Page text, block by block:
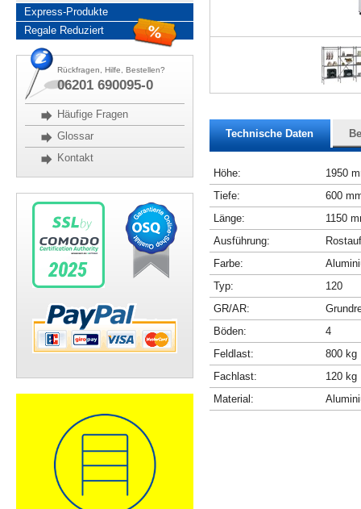
Express-Produkte
Regale Reduziert
Rückfragen, Hilfe, Bestellen?
06201 690095-0
Häufige Fragen
Glossar
Kontakt
Technische Daten
Höhe:
1950
Tiefe:
600
Länge:
1150
Ausführung:
Farbe:
Typ:
120
GR/AR:
Böden:
4
Feldlast:
800 kg
Fachlast:
120 kg
Material: